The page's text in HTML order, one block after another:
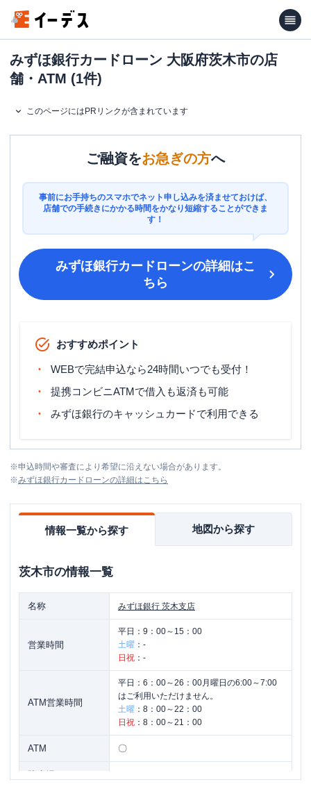
みずほ銀行カードローン 大阪府茨木市の店
舗・ATM (1件)
このページにはPRリンクが含まれています
ご融資をお急ぎの方へ
事前にお手持ちのスマホでネット申し込みを済ませておけば、
店舗での手続きにかかる時間をかなり短縮することができま
す！
みずほ銀行カードローンの詳細はこ
ちら
おすすめポイント
WEBで完結申込なら24時間いつでも受付！
提携コンビニATMで借入も返済も可能
みずほ銀行のキャッシュカードで利用できる
※申込時間や審査により希望に沿えない場合があります。
※みずほ銀行カードローンの詳細はこちら
情報一覧から探す 地図から探す
茨木市の情報一覧
名称 みずほ銀行 茨木支店
営業時間
平日： 9：00～15：00
土曜 ： -
日祝 ： -
ATM営業時間
平日： 6：00～26：00月曜日の6:00～7:00
はご利用いただけません。
土曜 ： 8：00～22：00
日祝 ： 8：00～21：00
ATM 〇